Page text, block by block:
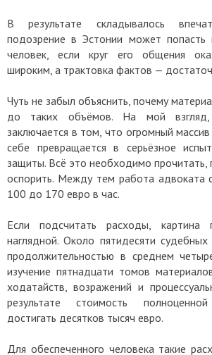
В результате складывалось
подозрение в Эстонии может попасть
человек, если круг его общения
широким, а трактовка фактов —
Чуть не забыл объяснить, почему
до таких объёмов. На мой
заключается в том, что огромный
себе превращается в серьёзное
защиты. Всё это необходимо прочитать,
оспорить. Между тем работа адвоката
100 до 170 евро в час.
Если подсчитать расходы, картина
наглядной. Около пятидесяти
продолжительностью в среднем
изучение пятнадцати томов
ходатайств, возражений и
результате стоимость
достигать десятков тысяч евро.
Для обеспеченного человека такие